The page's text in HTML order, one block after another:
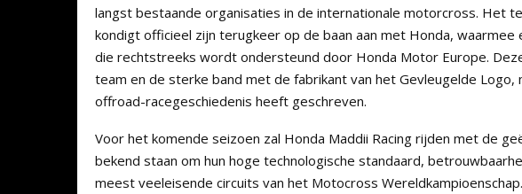
langst bestaande organisaties in de internationale motorcross. Het
kondigt officieel zijn terugkeer op de baan aan met Honda,
die rechtstreeks wordt ondersteund door Honda Motor Europe.
team en de sterke band met de fabrikant van het Gevleugelde
offroad-racegeschiedenis heeft geschreven.
Voor het komende seizoen zal Honda Maddii Racing rijden met de
bekend staan om hun hoge technologische standaard,
meest veeleisende circuits van het Motocross